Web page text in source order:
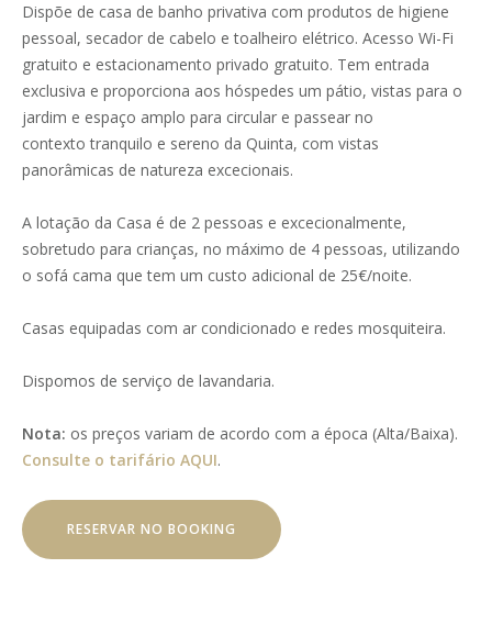
Dispõe de casa de banho privativa com produtos de higiene
pessoal, secador de cabelo e toalheiro elétrico. Acesso Wi-Fi
gratuito e estacionamento privado gratuito. Tem entrada
exclusiva e proporciona aos hóspedes um pátio, vistas para o
jardim e espaço amplo para circular e passear no
contexto tranquilo e sereno da Quinta, com vistas
panorâmicas de natureza excecionais.
A lotação da Casa é de 2 pessoas e excecionalmente,
sobretudo para crianças, no máximo de 4 pessoas, utilizando
o sofá cama que tem um custo adicional de 25€/noite.
Casas equipadas com ar condicionado e redes mosquiteira.
Dispomos de serviço de lavandaria.
Nota: os preços variam de acordo com a época (Alta/Baixa).
Consulte o tarifário AQUI.
RESERVAR NO BOOKING